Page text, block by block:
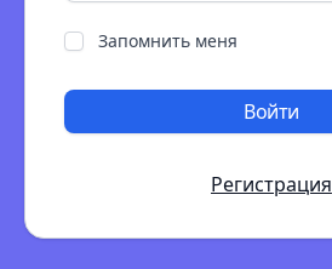
Запомнить меня
Войти
Регистрация